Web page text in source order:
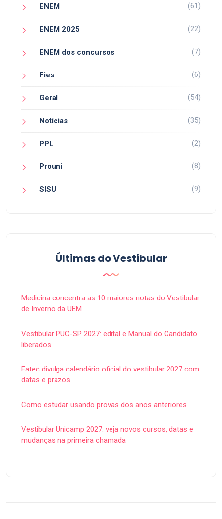
ENEM (61)
ENEM 2025 (22)
ENEM dos concursos (7)
Fies (6)
Geral (54)
Notícias (35)
PPL (2)
Prouni (8)
SISU (9)
Últimas do Vestibular
Medicina concentra as 10 maiores notas do Vestibular
de Inverno da UEM
Vestibular PUC-SP 2027: edital e Manual do Candidato
liberados
Fatec divulga calendário oficial do vestibular 2027 com
datas e prazos
Como estudar usando provas dos anos anteriores
Vestibular Unicamp 2027: veja novos cursos, datas e
mudanças na primeira chamada